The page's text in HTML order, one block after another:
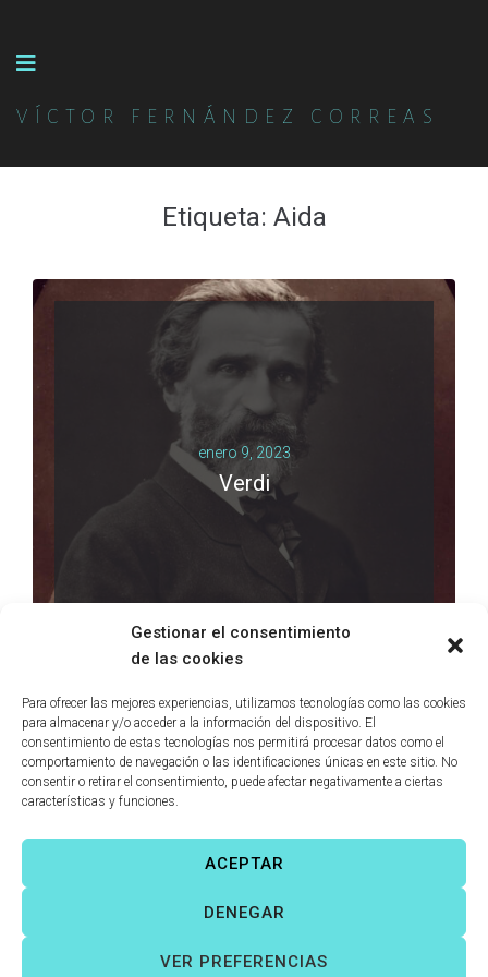
Gestionar el consentimiento
de las cookies
Para ofrecer las mejores experiencias, utilizamos tecnologías como las cookies
para almacenar y/o acceder a la información del dispositivo. El
consentimiento de estas tecnologías nos permitirá procesar datos como el
comportamiento de navegación o las identificaciones únicas en este sitio. No
consentir o retirar el consentimiento, puede afectar negativamente a ciertas
características y funciones.
ACEPTAR
DENEGAR
VER PREFERENCIAS
VÍCTOR FERNÁNDEZ CORREAS
Etiqueta: Aida
enero 9, 2023
Verdi
LEER MÁS
Víctor Fernández Correas
Todos los derechos reservados. |
|Política de cookies